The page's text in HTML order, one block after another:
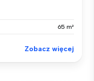
65 m²
Zobacz więcej